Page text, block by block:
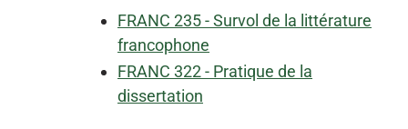
FRANC 235 - Survol de la littérature
francophone
FRANC 322 - Pratique de la
dissertation